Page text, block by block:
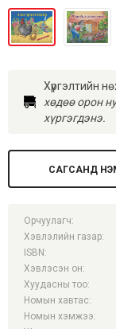
Хүргэлтийн
хөдөө орон
хүргэгдэнэ.
САГСАНД
Орчуулагч:
Хэвлэлийн газар:
ISBN:
Хэвлэсэн он:
Хуудасны тоо:
Номын хавтас:
Номын хэмжээ: